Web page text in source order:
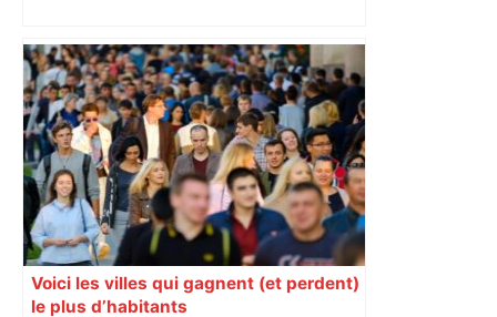
Voici les villes qui gagnent (et perdent)
le plus d’habitants